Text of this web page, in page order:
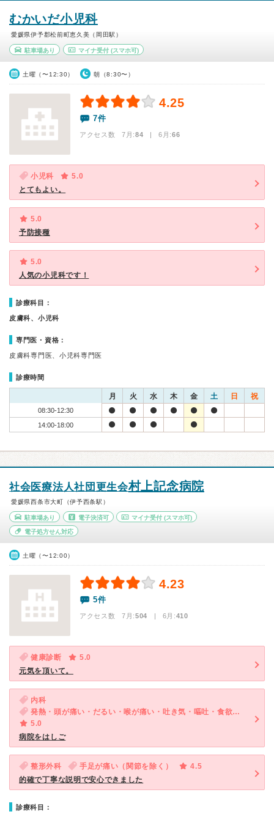
むかいだ小児科
愛媛県伊予郡松前町恵久美（岡田駅）
駐車場あり マイナ受付(スマホ可)
土曜（〜12:30） 朝（8:30〜）
4.25
7件
アクセス数 7月:84 | 6月:66
小児科
5.0
とてもよい。
5.0
予防接種
5.0
人気の小児科です！
診療科目：
皮膚科、小児科
専門医・資格：
皮膚科専門医、小児科専門医
診療時間
月 火 水 木 金 土 日 祝
08:30-12:30
14:00-18:00
社会医療法人社団更生会村上記念病院
愛媛県西条市大町（伊予西条駅）
駐車場あり 電子決済可 マイナ受付 (スマホ可)
電子処方せん対応
土曜（〜12:00）
4.23
5件
アクセス数 7月:504 | 6月:410
健康診断
5.0
元気を頂いて。
内科
発熱・頭が痛い・だるい・喉が痛い・吐き気・嘔吐・食欲不振・体調不良
5.0
病院をはしご
整形外科 手足が痛い（関節を除く）
4.5
的確で丁寧な説明で安心できました
診療科目：